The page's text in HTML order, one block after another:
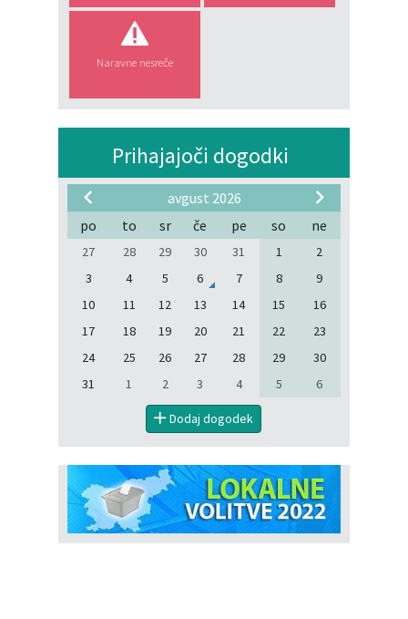
Naravne nesreče
Prihajajoči dogodki
avgust 2026
po
to sr če pe so ne
27 28 29 30 31 1
2
3
4 5 6 7 8
9
10
11 12 13 14 15
16
17
18 19 20 21 22
23
24
25 26 27 28 29
30
31
1 2 3 4 5 6
Dodaj dogodek